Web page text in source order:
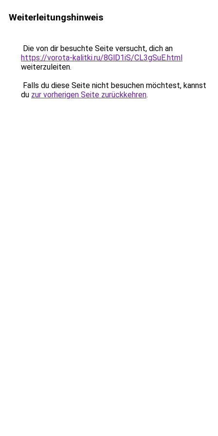
Weiterleitungshinweis
Die von dir besuchte Seite versucht, dich an
https://vorota-kalitki.ru/8GlD1iS/CL3gSuE.html
weiterzuleiten.
Falls du diese Seite nicht besuchen möchtest, kannst
du zur vorherigen Seite zurückkehren.